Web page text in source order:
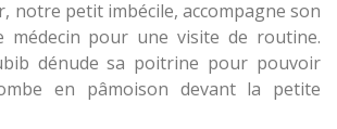
notre petit imbécile, accompagne son
pour une visite de routine.
dénude sa poitrine pour pouvoir
en pâmoison devant la petite